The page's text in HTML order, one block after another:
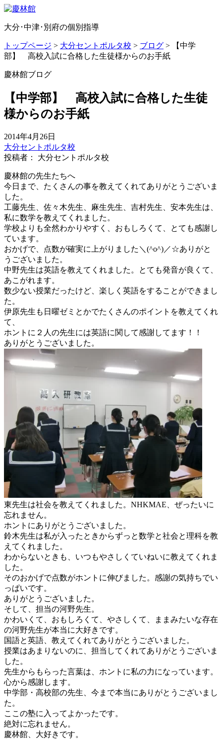
大分･中津･別府の個別指導
トップページ > 大分セントポルタ校 > ブログ >
【中学
部】 高校入試に合格した生徒様からのお手紙
慶林館ブログ
【中学部】 高校入試に合格した生徒
様からのお手紙
2014年4月26日
大分セントポルタ校
投稿者： 大分セントポルタ校
慶林館の先生たちへ
今日まで、たくさんの事を教えてくれてありがとうございま
した。
工藤先生、佐々木先生、麻生先生、吉村先生、安本先生は、
私に数学を教えてくれました。
学校よりも全然わかりやすく、おもしろくて、とても感謝し
ています。
おかげで、点数が確実に上がりました＼(^o^)／☆ありがと
うございました。
中野先生は英語を教えてくれました。とても発音が良くて、
あこがれます。
数少ない授業だったけど、楽しく英語をすることができまし
た。
伊原先生も日曜ゼミとかでたくさんのポイントを教えてくれ
て、
ホントに２人の先生には英語に関して感謝してます！！
ありがとうございました。
東先生は社会を教えてくれました。NHKMAE、ぜったいに
忘れません。
ホントにありがとうございました。
鈴木先生は私が入ったときからずっと数学と社会と理科を教
えてくれました。
わからないときも、いつもやさしくていねいに教えてくれま
した。
そのおかげで点数がホントに伸びました。感謝の気持ちでい
っぱいです。
ありがとうございました。
そして、担当の河野先生。
かわいくて、おもしろくて、やさしくて、ままみたいな存在
の河野先生が本当に大好きです。
国語と英語、教えてくれてありがとうございました。
授業はあまりないのに、担当してくれてありがとうございま
した。
先生からもらった言葉は、ホントに私の力になっています。
心から感謝します。
中学部・高校部の先生、今まで本当にありがとうございまし
た。
ここの塾に入ってよかったです。
絶対に忘れません。
慶林館、大好きです。